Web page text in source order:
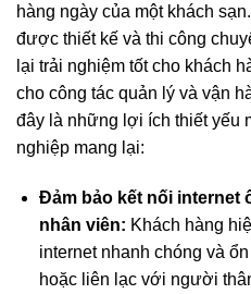
hàng ngày của một khách
được thiết kế và thi công
lại trải nghiệm tốt cho khách
cho công tác quản lý và vận
đây là những lợi ích thiết yếu
nghiệp mang lại:
Đảm bảo kết nối internet
nhân viên: Khách hàng
internet nhanh chóng và
hoặc liên lạc với người